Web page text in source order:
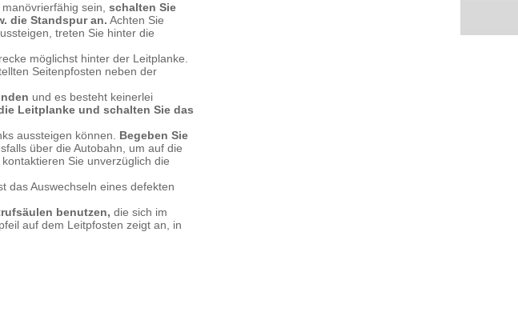
sein, schalten Sie
die Standspur an. Achten Sie
treten Sie hinter die
möglichst hinter der Leitplanke.
Seitenpfosten neben der
und es besteht keinerlei
Leitplanke und schalten Sie das
aussteigen können. Begeben Sie
über die Autobahn, um auf die
Sie unverzüglich die
das Auswechseln eines defekten
benutzen, die sich im
auf dem Leitpfosten zeigt an, in